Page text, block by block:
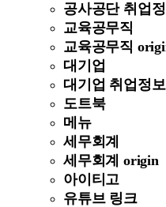
공사공단 취업
교육공무직
교육공무직
대기업
대기업 취업정
도트북
메뉴
세무회계
세무회계 origin
아이티고
유튜브 링크